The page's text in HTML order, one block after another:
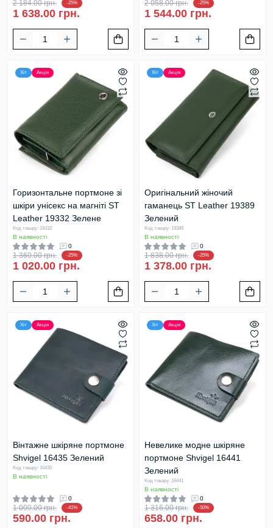
2 184.00 грн. -25%
1 638.00 грн.
2 058.00 грн. -25%
1 544.00 грн.
Хіт Акція
Горизонтальне портмоне зі
шкіри унісекс на магніті ST
Leather 19332 Зелене
Код товару: 19332
В наявності
0
1 360.00 грн. -25%
1 020.00 грн.
Хіт Акція
Оригінальний жіночий
гаманець ST Leather 19389
Зелений
Код товару: 19389
В наявності
0
1 838.00 грн. -25%
1 378.00 грн.
Хіт Акція
Вінтажне шкіряне портмоне
Shvigel 16435 Зелений
Код товару: 16435
В наявності
0
1 000.00 грн. -41%
590.00 грн.
Хіт Акція
Невелике модне шкіряне
портмоне Shvigel 16441
Зелений
Код товару: 16441
В наявності
0
1 316.00 грн. -50%
658.00 грн.